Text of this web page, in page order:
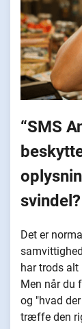
“SMS
svindel?
Det er
har trods alt
Men når du
og "hvad
træffe den